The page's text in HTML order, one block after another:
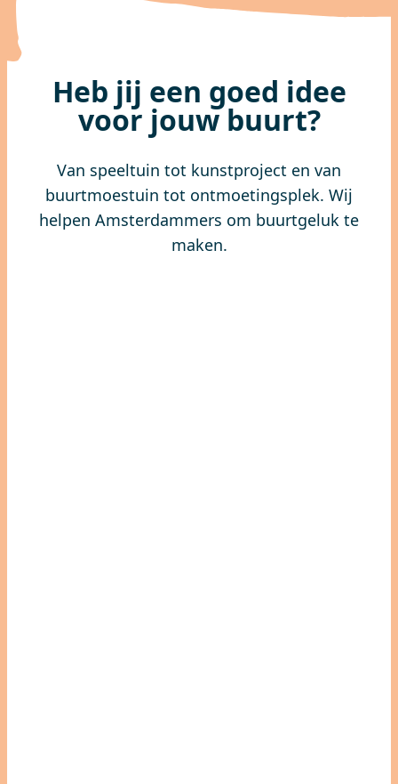
Heb jij een goed idee
voor jouw buurt?
Van speeltuin tot kunstproject en van
buurtmoestuin tot ontmoetingsplek. Wij
helpen Amsterdammers om buurtgeluk te
maken.